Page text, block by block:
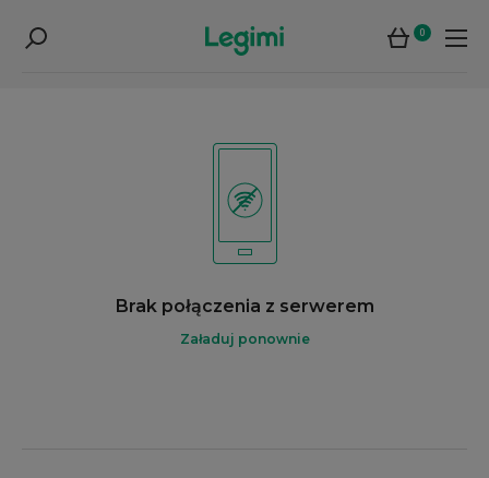
0
Brak połączenia z serwerem
Załaduj ponownie